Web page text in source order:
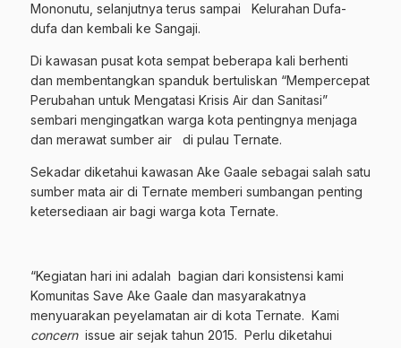
Mononutu, selanjutnya terus sampai Kelurahan Dufa-
dufa dan kembali ke Sangaji.
Di kawasan pusat kota sempat beberapa kali berhenti
dan membentangkan spanduk bertuliskan “Mempercepat
Perubahan untuk Mengatasi Krisis Air dan Sanitasi”
sembari mengingatkan warga kota pentingnya menjaga
dan merawat sumber air di pulau Ternate.
Sekadar diketahui kawasan Ake Gaale sebagai salah satu
sumber mata air di Ternate memberi sumbangan penting
ketersediaan air bagi warga kota Ternate.
“Kegiatan hari ini adalah bagian dari konsistensi kami
Komunitas Save Ake Gaale dan masyarakatnya
menyuarakan peyelamatan air di kota Ternate. Kami
concernissue air sejak tahun 2015. Perlu diketahui